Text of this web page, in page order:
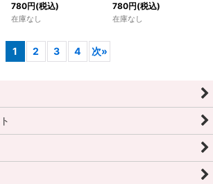
780円(税込)
在庫なし
780円(税込)
在庫なし
1 2 3 4 次»